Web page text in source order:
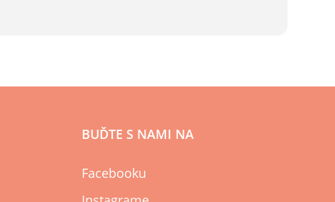
BUĎTE S NAMI NA
Facebooku